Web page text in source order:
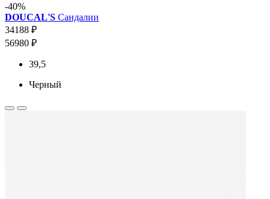
-40%
DOUCAL'S Сандалии
34188 ₽
56980 ₽
39,5
Черный